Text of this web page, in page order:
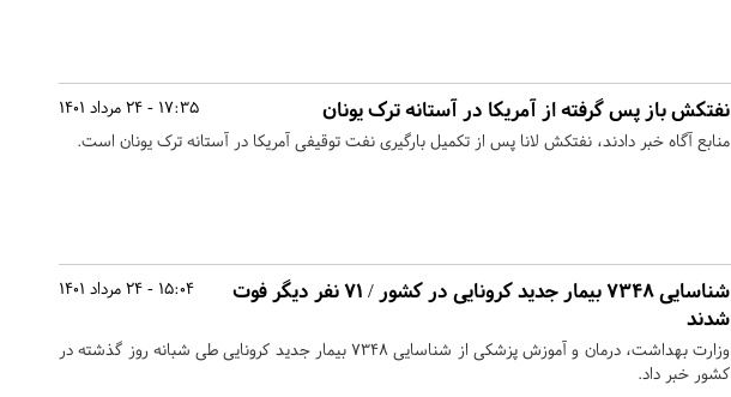
17:35 - 24 مرداد 1401 نفتکش باز پس گرفته از آمریکا در آستانه ترک یونان
منابع آگاه خبر دادند، نفتکش لانا پس از تکمیل بارگیری نفت توقیفی آمریکا در آستانه ترک یونان است.
15:04 - 24 مرداد 1401
شناسایی ۷۳۴۸ بیمار جدید کرونایی در کشور / ۷۱ نفر دیگر فوت
شدند
وزارت بهداشت، درمان و آموزش پزشکی از شناسایی ۷۳۴۸ بیمار جدید کرونایی طی شبانه روز گذشته در
کشور خبر داد.